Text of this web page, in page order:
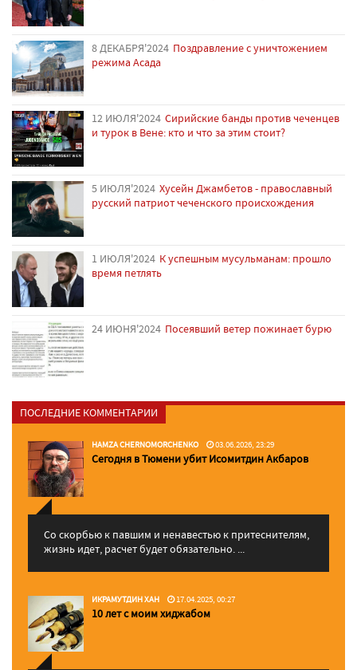
8 ДЕКАБРЯ'2024 Поздравление с уничтожением
режима Асада
12 ИЮЛЯ'2024 Сирийские банды против чеченцев
и турок в Вене: кто и что за этим стоит?
5 ИЮЛЯ'2024 Хусейн Джамбетов - православный
русский патриот чеченского происхождения
1 ИЮЛЯ'2024 К успешным мусульманам: прошло
время петлять
24 ИЮНЯ'2024 Посеявший ветер пожинает бурю
ПОСЛЕДНИЕ КОММЕНТАРИИ
HAMZA CHERNOMORCHENKO 03.06.2026, 23:29
Сегодня в Тюмени убит Исомитдин Акбаров
Со скорбью к павшим и ненавестью к притеснителям,
жизнь идет, расчет будет обязательно. ...
ИКРАМУТДИН ХАН 17.04.2025, 00:27
10 лет с моим хиджабом